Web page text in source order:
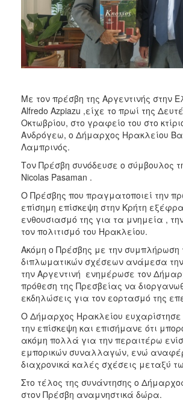
2006
ΠΟΛΙΤΙΣΜΟΣ
ΑΝΘΕΚΤΙΚΗ
ΠΟΛΗ
Με τον πρέσβη της Αργεντινής στην
Alfredo Azpiazu ,είχε το πρωί της
Οκτωβρίου, στο γραφείο του στο
Ανδρόγεω, ο Δήμαρχος Ηρακλείου
Λαμπρινός.
Τον Πρέσβη συνόδευσε ο σύμβουλος
Nicolas Pasaman .
Ο Πρέσβης που πραγματοποιεί την
επίσημη επίσκεψη στην Κρήτη
ενθουσιασμό της για τα μνημεία ,
τον πολιτισμό του Ηρακλείου.
Ακόμη ο Πρέσβης με την συμπλήρωση
διπλωματικών σχέσεων ανάμεσα
την Αργεντινή ενημέρωσε τον
πρόθεση της Πρεσβείας να
εκδηλώσεις για τον εορτασμό της
Ο Δήμαρχος Ηρακλείου ευχαρίστησε
την επίσκεψη και επισήμανε ότι
ακόμη πολλά για την περαιτέρω
εμπορικών συναλλαγών, ενώ
διαχρονικά καλές σχέσεις μεταξύ
Στο τέλος της συνάντησης ο
στον Πρέσβη αναμνηστικά δώρα.